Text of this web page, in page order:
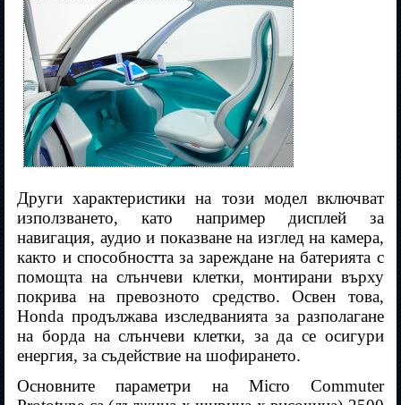
Други характеристики на този модел включват
използването, като например дисплей за
навигация, аудио и показване на изглед на камера,
както и способността за зареждане на батерията с
помощта на слънчеви клетки, монтирани върху
покрива на превозното средство. Освен това,
Honda продължава изследванията за разполагане
на борда на слънчеви клетки, за да се осигури
енергия, за съдействие на шофирането.
Основните параметри на Micro Commuter